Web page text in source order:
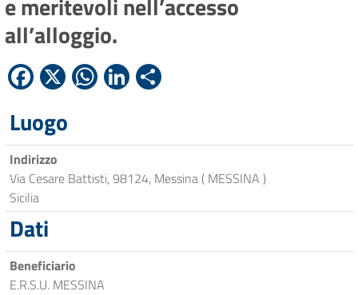
all’alloggio.
Facebook
X WhatsApp
LinkedIn
Luogo
Indirizzo
Via Cesare Battisti, 98124, Messina ( MESSINA )
Sicilia
Dati
Beneficiario
E.R.S.U. MESSINA